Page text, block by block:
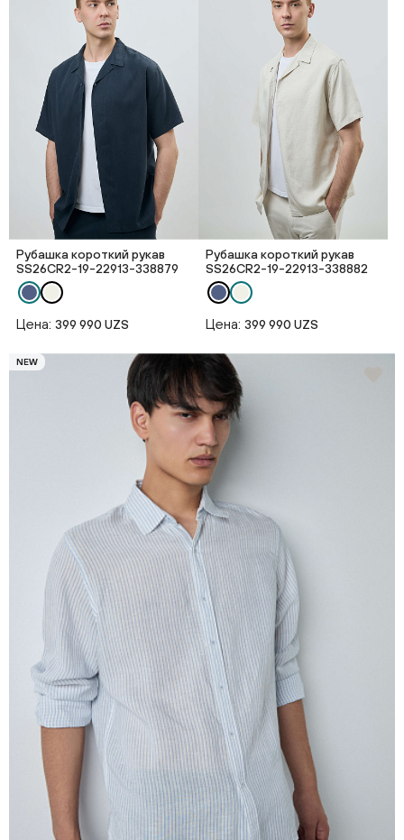
Рубашка короткий рукав
SS26CR2-19-22913-338879
Цена: 399 990 UZS
Рубашка короткий рукав
SS26CR2-19-22913-338882
Цена: 399 990 UZS
NEW